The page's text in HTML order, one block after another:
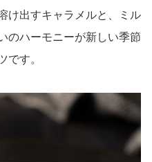
け出すキャラメルと、ミル
のハーモニーが新しい季節
です。